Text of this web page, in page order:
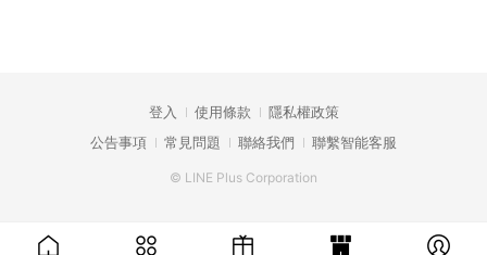
登入 使用條款
隱私權政策
公告事項
常見問題 聯絡我們 聯繫智能客服
© LINE Plus Corporation